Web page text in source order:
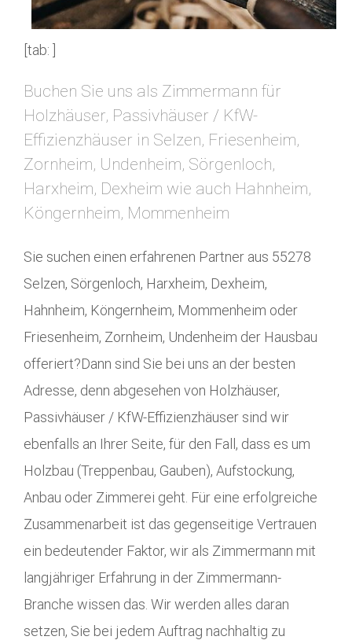
[tab: ]
Buchen Sie uns als Zimmermann für
Holzhäuser, Passivhäuser / KfW-
Effizienzhäuser in Selzen, Friesenheim,
Zornheim, Undenheim, Sörgenloch,
Harxheim, Dexheim wie auch Hahnheim,
Köngernheim, Mommenheim
Sie suchen einen erfahrenen Partner aus 55278
Selzen, Sörgenloch, Harxheim, Dexheim,
Hahnheim, Köngernheim, Mommenheim oder
Friesenheim, Zornheim, Undenheim der Hausbau
offeriert?Dann sind Sie bei uns an der besten
Adresse, denn abgesehen von Holzhäuser,
Passivhäuser / KfW-Effizienzhäuser sind wir
ebenfalls an Ihrer Seite, für den Fall, dass es um
Holzbau (Treppenbau, Gauben), Aufstockung,
Anbau oder Zimmerei geht. Für eine erfolgreiche
Zusammenarbeit ist das gegenseitige Vertrauen
ein bedeutender Faktor, wir als Zimmermann mit
langjähriger Erfahrung in der Zimmermann-
Branche wissen das. Wir werden alles daran
setzen, Sie bei jedem Auftrag nachhaltig zu